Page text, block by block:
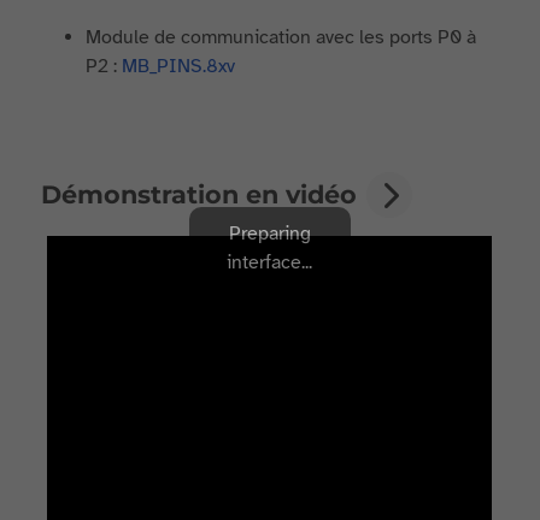
Module de communication avec les ports P0 à
P2 : MB_PINS.8xv
Démonstration en vidéo
Preparing
interface...